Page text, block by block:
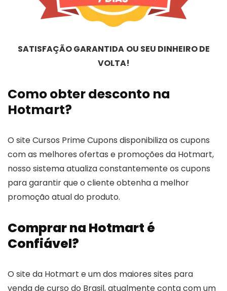
SATISFAÇÃO GARANTIDA OU SEU DINHEIRO DE
VOLTA!
Como obter desconto na
Hotmart?
O site Cursos Prime Cupons disponibiliza os cupons
com as melhores ofertas e promoções da Hotmart,
nosso sistema atualiza constantemente os cupons
para garantir que o cliente obtenha a melhor
promoção atual do produto.
Comprar na Hotmart é
Confiável?
O site da Hotmart e um dos maiores sites para
venda de curso do Brasil, atualmente conta com um